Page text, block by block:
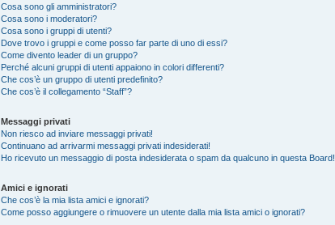
Cosa sono gli amministratori?
Cosa sono i moderatori?
Cosa sono i gruppi di utenti?
Dove trovo i gruppi e come posso far parte di uno di essi?
Come divento leader di un gruppo?
Perché alcuni gruppi di utenti appaiono in colori differenti?
Che cos’è un gruppo di utenti predefinito?
Che cos’è il collegamento “Staff”?
Messaggi privati
Non riesco ad inviare messaggi privati!
Continuano ad arrivarmi messaggi privati indesiderati!
Ho ricevuto un messaggio di posta indesiderata o spam da qualcuno in questa Board!
Amici e ignorati
Che cos’è la mia lista amici e ignorati?
Come posso aggiungere o rimuovere un utente dalla mia lista amici o ignorati?